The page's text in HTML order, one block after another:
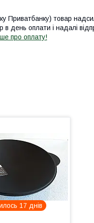
Приватбанку) товар
день оплати і надалі
про оплату!
17 днів